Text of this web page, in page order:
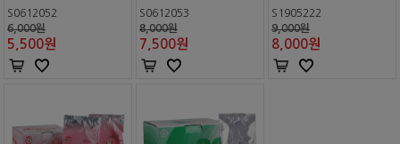
S0612052
6,000원
5,500원
S0612053
8,000원
7,500원
S1905222
9,000원
8,000원